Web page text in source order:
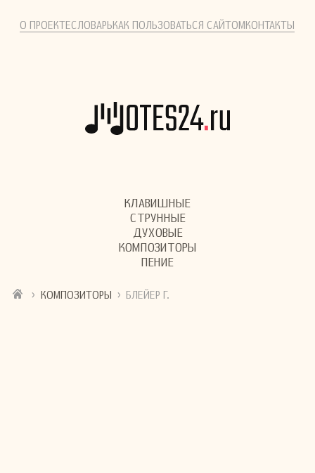
О ПРОЕКТЕСЛОВАРЬКАК ПОЛЬЗОВАТЬСЯ САЙТОМКОНТАКТЫ
КЛАВИШНЫЕ
СТРУННЫЕ
ДУХОВЫЕ
КОМПОЗИТОРЫ
ПЕНИЕ
› КОМПОЗИТОРЫ › БЛЕЙЕР Г.